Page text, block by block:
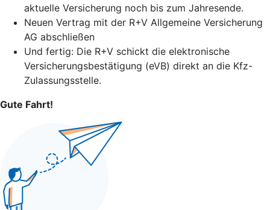
aktuelle Versicherung noch bis zum Jahresende.
Neuen Vertrag mit der R+V Allgemeine Versicherung
AG abschließen
Und fertig: Die R+V schickt die elektronische
Versicherungsbestätigung (eVB) direkt an die Kfz-
Zulassungsstelle.
Gute Fahrt!